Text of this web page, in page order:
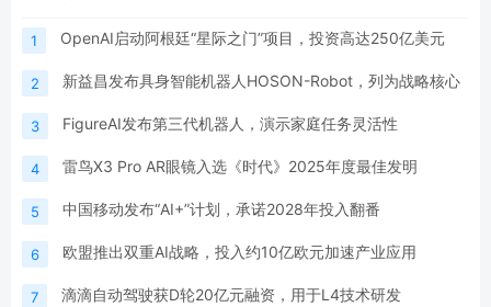
1 OpenAI启动阿根廷“星际之门”项目，投资高达250亿美元
2 新益昌发布具身智能机器人HOSON-Robot，列为战略核心
3 FigureAI发布第三代机器人，演示家庭任务灵活性
4 雷鸟X3 Pro AR眼镜入选《时代》2025年度最佳发明
5 中国移动发布“AI+”计划，承诺2028年投入翻番
6 欧盟推出双重AI战略，投入约10亿欧元加速产业应用
7 滴滴自动驾驶获D轮20亿元融资，用于L4技术研发